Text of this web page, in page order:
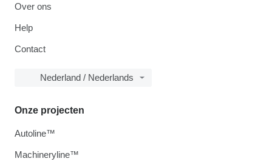
Over ons
Help
Contact
Nederland / Nederlands
Onze projecten
Autoline™
Machineryline™